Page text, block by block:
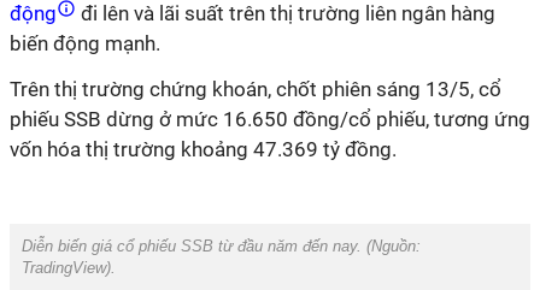
động
đi lên và lãi suất trên thị trường liên ngân hàng
biến động mạnh.
Trên thị trường chứng khoán, chốt phiên sáng 13/5, cổ
phiếu SSB dừng ở mức 16.650 đồng/cổ phiếu, tương ứng
vốn hóa thị trường khoảng 47.369 tỷ đồng.
Diễn biến giá cổ phiếu SSB từ đầu năm đến nay. (Nguồn:
TradingView).